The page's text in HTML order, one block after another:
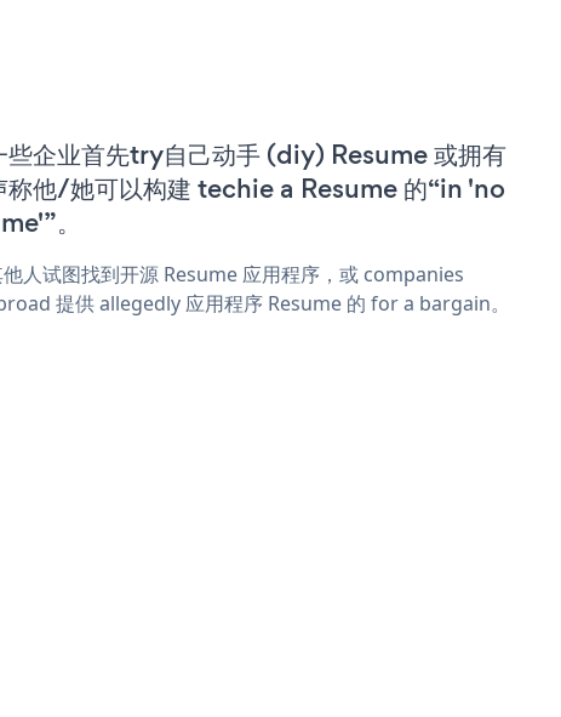
些企业首先try自己动手 (diy) Resume 或拥有
称他/她可以构建 techie a Resume 的“in 'no
。
人试图找到开源 Resume 应用程序，或 companies
提供 allegedly 应用程序 Resume 的 for a bargain。